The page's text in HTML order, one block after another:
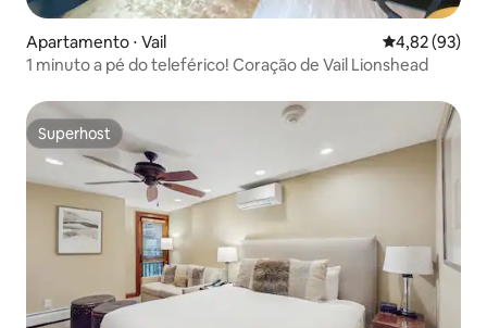
Apartamento ⋅ Vail 4,82 de uma
4,82 (93)
1 minuto a pé do teleférico! Coração de Vail Lionshead
Superhost
Superhost